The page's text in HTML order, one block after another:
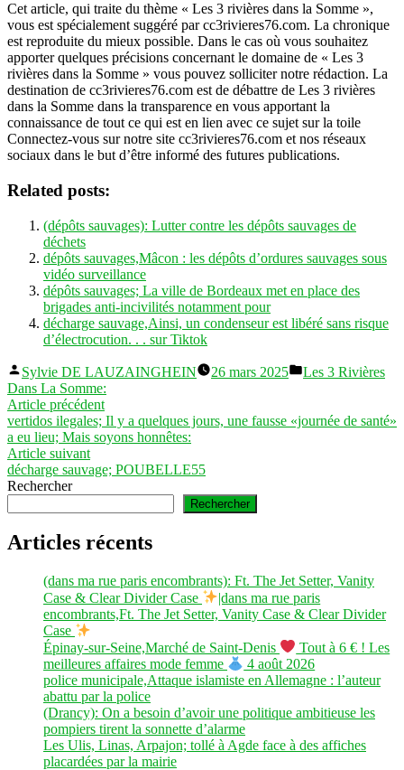
Cet article, qui traite du thème « Les 3 rivières dans la Somme »,
vous est spécialement suggéré par cc3rivieres76.com. La chronique
est reproduite du mieux possible. Dans le cas où vous souhaitez
apporter quelques précisions concernant le domaine de « Les 3
rivières dans la Somme » vous pouvez solliciter notre rédaction. La
destination de cc3rivieres76.com est de débattre de Les 3 rivières
dans la Somme dans la transparence en vous apportant la
connaissance de tout ce qui est en lien avec ce sujet sur la toile
Connectez-vous sur notre site cc3rivieres76.com et nos réseaux
sociaux dans le but d’être informé des futures publications.
Related posts:
(dépôts sauvages): Lutter contre les dépôts sauvages de
déchets
dépôts sauvages,Mâcon : les dépôts d’ordures sauvages sous
vidéo surveillance
dépôts sauvages; La ville de Bordeaux met en place des
brigades anti-incivilités notamment pour
décharge sauvage,Ainsi, un condenseur est libéré sans risque
d’électrocution. . . sur Tiktok
Publié
par
Sylvie DE LAUZAINGHEIN 26 mars 2025
Publié
Les 3 Rivières
Dans La Somme:
Navigation
de
l’article
Article précédentArticle
précédent :
vertidos ilegales; Il y a quelques jours, une fausse «journée de santé»
a eu lieu; Mais soyons honnêtes:
Article suivantArticle
suivant :
décharge sauvage; POUBELLE55
Rechercher
Rechercher
Articles récents
(dans ma rue paris encombrants): Ft. The Jet Setter, Vanity
Case & Clear Divider Case
|dans ma rue paris
encombrants,Ft. The Jet Setter, Vanity Case & Clear Divider
Case
Épinay-sur-Seine,Marché de Saint-Denis
Tout à 6 € ! Les
meilleures affaires mode femme
4 août 2026
police municipale,Attaque islamiste en Allemagne : l’auteur
abattu par la police
(Drancy): On a besoin d’avoir une politique ambitieuse les
pompiers tirent la sonnette d’alarme
Les Ulis, Linas, Arpajon; tollé à Agde face à des affiches
placardées par la mairie